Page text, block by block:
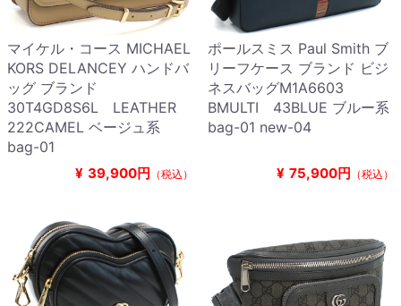
マイケル・コース MICHAEL
KORS DELANCEY ハンドバ
ッグ ブランド
30T4GD8S6L LEATHER
222CAMEL ベージュ系
bag-01
¥ 39,900円 （税込）
ポールスミス Paul Smith ブ
リーフケース ブランド ビジ
ネスバッグM1A6603
BMULTI 43BLUE ブルー系
bag-01 new-04
¥ 75,900円 （税込）